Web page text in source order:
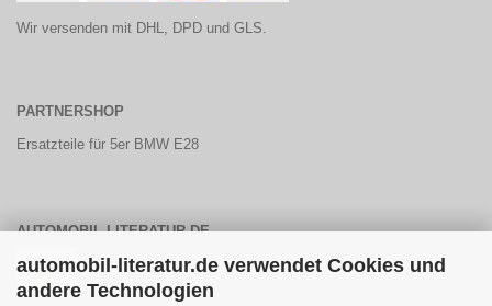
automobil-literatur.de verwendet Cookies und
andere Technologien
Wir versenden mit DHL, DPD und GLS.
PARTNERSHOP
Ersatzteile für 5er BMW E28
AUTOMOBIL-LITERATUR.DE